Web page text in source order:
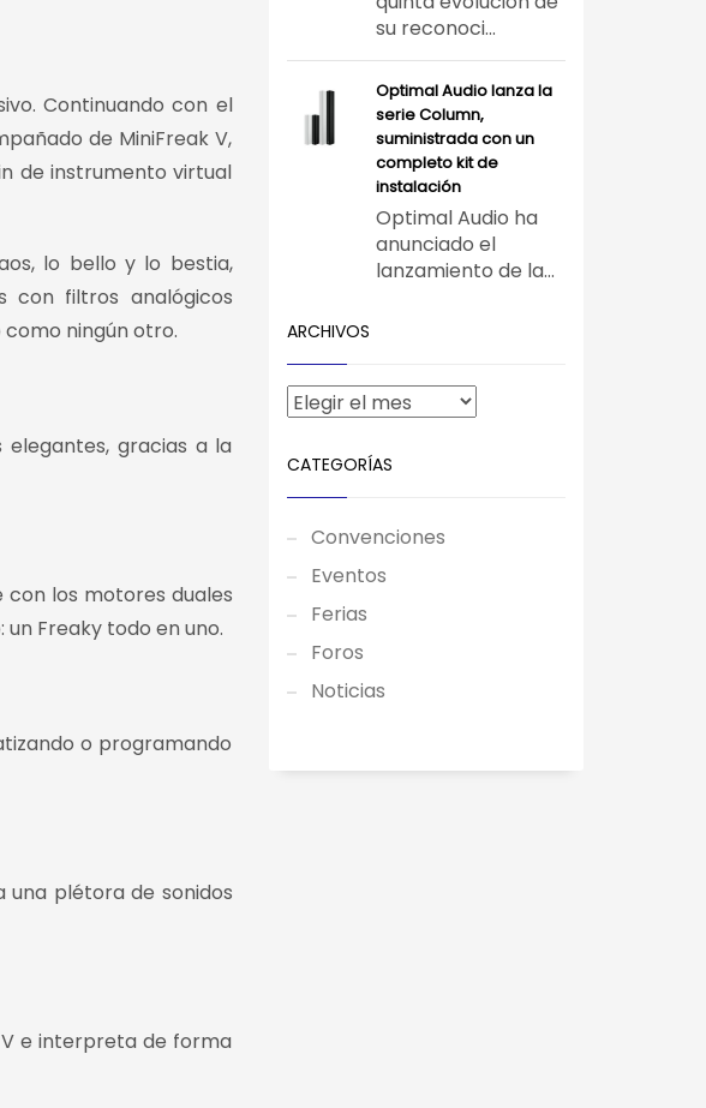
Continuando con el
de MiniFreak V,
de instrumento virtual
lo bello y lo bestia,
con filtros analógicos
ningún otro.
gracias a la
con los motores duales
Freaky todo en uno.
o programando
una plétora de sonidos
e interpreta de forma
su reconoci...
Optimal Audio lanza la
serie Column,
suministrada con un
completo kit de
instalación
Optimal Audio ha
anunciado el
lanzamiento de la...
ARCHIVOS
CATEGORÍAS
Convenciones
Eventos
Ferias
Foros
Noticias